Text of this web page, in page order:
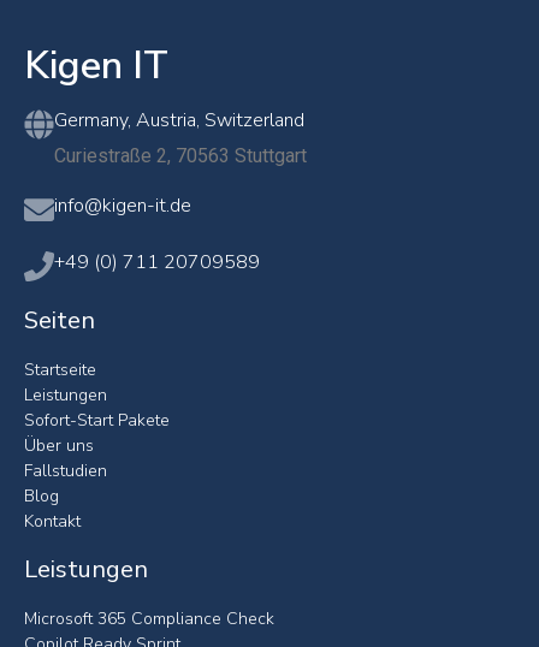
Kigen IT
Germany, Austria, Switzerland
Curiestraße 2, 70563 Stuttgart
info@kigen-it.de
+49 (0) 711 20709589
Seiten
Startseite
Leistungen
Sofort-Start Pakete
Über uns
Fallstudien
Blog
Kontakt
Leistungen
Microsoft 365 Compliance Check